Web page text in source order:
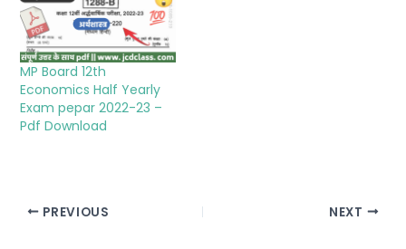
MP Board 12th
Economics Half Yearly
Exam pepar 2022-23 –
Pdf Download
PREVIOUS NEXT